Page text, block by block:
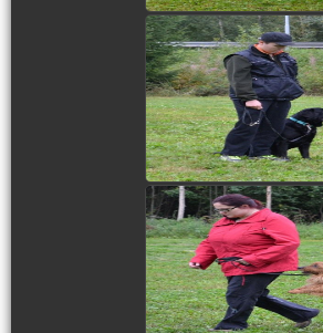
view picture
view picture